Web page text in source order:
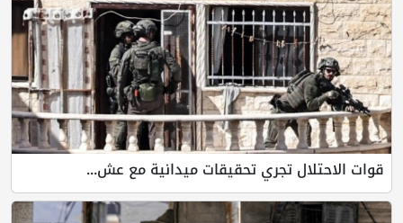
قوات الاحتلال تجري تحقيقات ميدانية مع عش...